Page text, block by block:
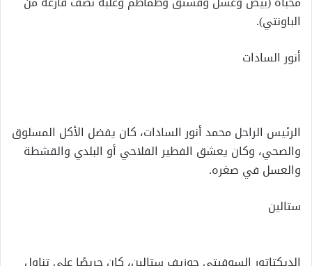
الباونتي).
أنور السادات
الرئيس الراحل محمد أنور السادات، كان يفضل الأكل المسلوق
والصحي، وكان يعشق الفطير الفلاحي أو البلدي والقشطة
والعسل في صغره.
ستالين